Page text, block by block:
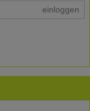
einloggen